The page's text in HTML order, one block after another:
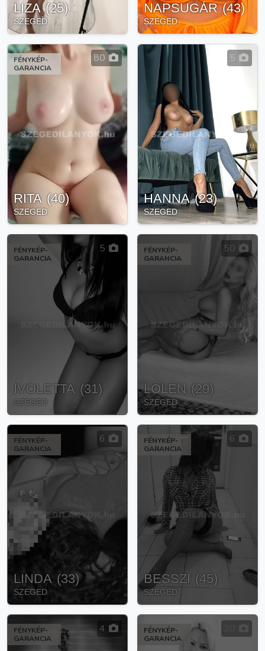
LIZA (25)
SZEGED
NAPSUGÁR (43)
SZEGED
FÉNYKÉP-
GARANCIA
80
RITA (40)
SZEGED
5
HANNA (23)
SZEGED
FÉNYKÉP-
GARANCIA
5
IVOLETTA (31)
SZEGED
FÉNYKÉP-
GARANCIA
50
LOLEN (29)
SZEGED
FÉNYKÉP-
GARANCIA
6
LINDA (33)
SZEGED
FÉNYKÉP-
GARANCIA
6
BESSZI (45)
SZEGED
FÉNYKÉP-
GARANCIA
4
FÉNYKÉP-
GARANCIA